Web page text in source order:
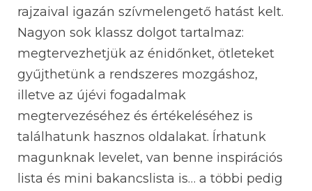
rajzaival igazán szívmelengető hatást kelt.
Nagyon sok klassz dolgot tartalmaz:
megtervezhetjük az énidőnket, ötleteket
gyűjthetünk a rendszeres mozgáshoz,
illetve az újévi fogadalmak
megtervezéséhez és értékeléséhez is
találhatunk hasznos oldalakat. Írhatunk
magunknak levelet, van benne inspirációs
lista és mini bakancslista is… a többi pedig